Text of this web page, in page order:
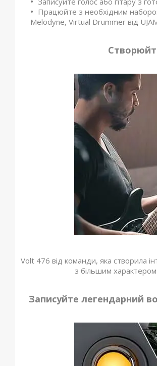
Працюйте з необхідним
Melodyne, Virtual Drummer від
Volt 476 від команди, яка створила
з більшим характером
Записуйте легендарний